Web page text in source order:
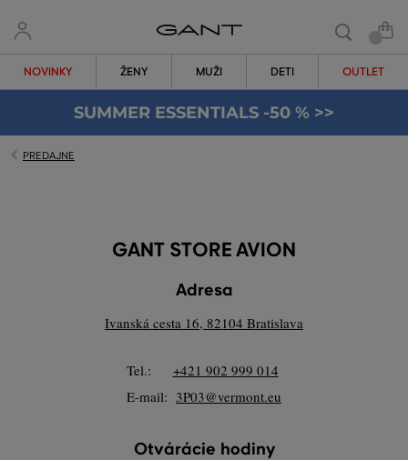
NOVINKY ŽENY MUŽI DETI OUTLET
SUMMER ESSENTIALS -50 % >>
PREDAJNE
GANT STORE AVION
Adresa
Ivanská cesta 16, 82104 Bratislava
Tel.:
+421 902 999 014
E-mail: 3P03@vermont.eu
Otvárácie hodiny